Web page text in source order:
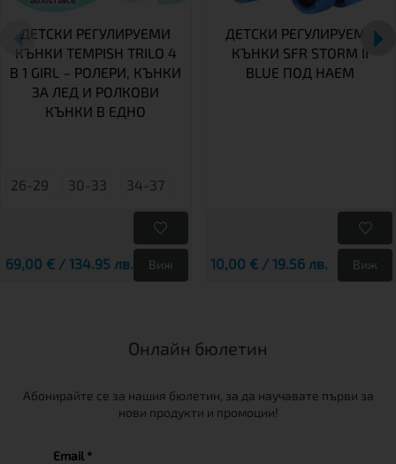
ДЕТСКИ РЕГУЛИРУЕМИ
КЪНКИ TEMPISH TRILO 4
В 1 GIRL – РОЛЕРИ, КЪНКИ
ЗА ЛЕД И РОЛКОВИ
КЪНКИ В ЕДНО
26-29 30-33 34-37
69,00 € / 134.95 лв. Виж
ДЕТСКИ РЕГУЛИРУЕМИ
КЪНКИ SFR STORM II
BLUE ПОД НАЕМ
10,00 € / 19.56 лв. Виж
Онлайн бюлетин
Абонирайте се за нашия бюлетин, за да научавате първи за
нови продукти и промоции!
Email *